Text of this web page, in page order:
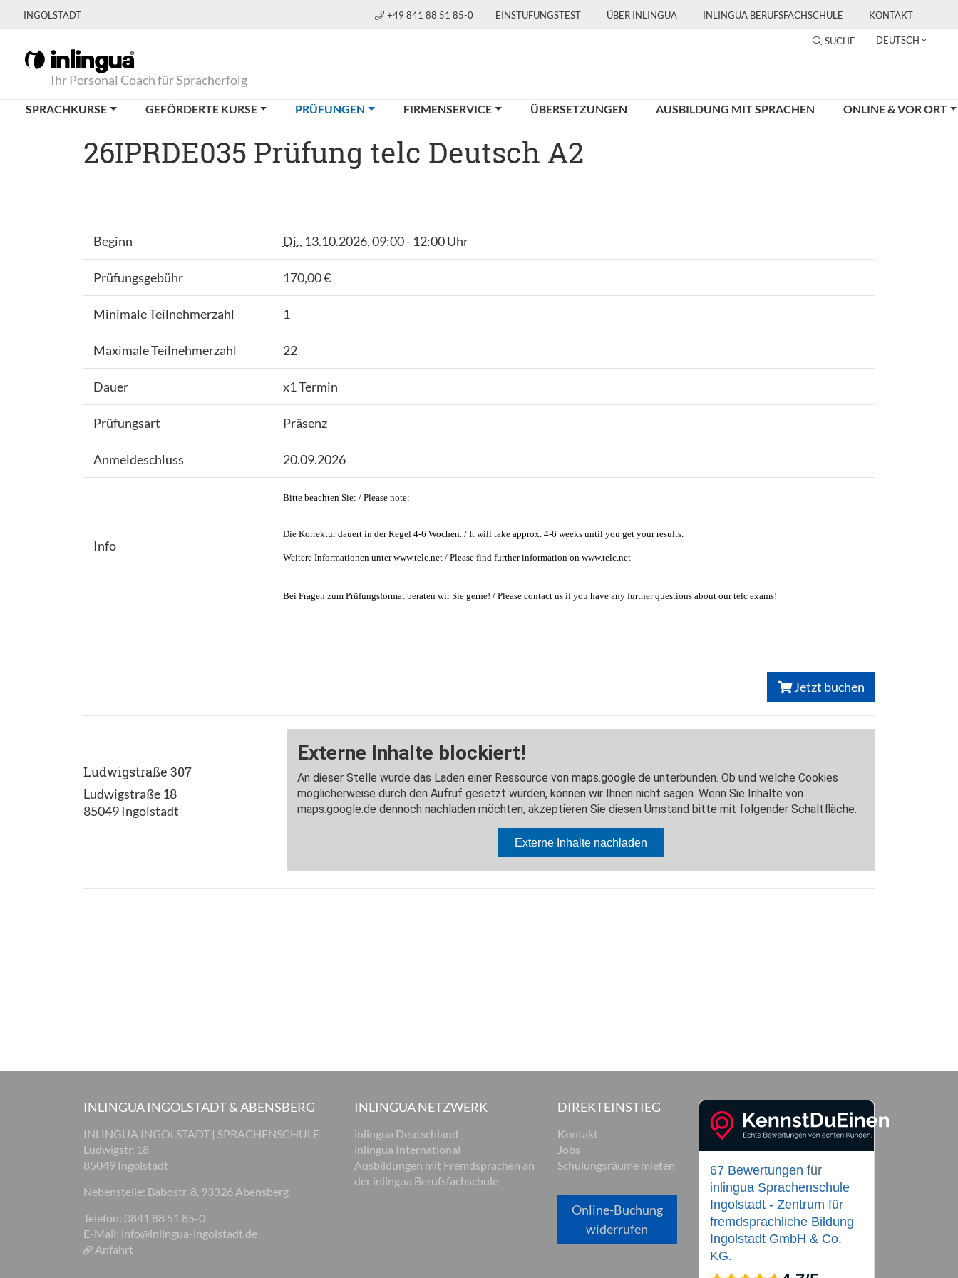
INGOLSTADT +49 841 88 51 85-0 EINSTUFUNGSTEST ÜBER INLINGUA INLINGUA BERUFSFACHSCHULE KONTAKT
SUCHE DEUTSCH
Ihr Personal Coach für Spracherfolg
SPRACHKURSE GEFÖRDERTE KURSE PRÜFUNGEN (CURRENT)FIRMENSERVICE ÜBERSETZUNGEN AUSBILDUNG MIT SPRACHEN ONLINE & VOR ORT
26IPRDE035 Prüfung telc Deutsch A2
Beginn Di., 13.10.2026, 09:00 - 12:00 Uhr
Prüfungsgebühr 170,00 €
Minimale Teilnehmerzahl 1
Maximale Teilnehmerzahl 22
Dauer x1 Termin
Prüfungsart Präsenz
Anmeldeschluss 20.09.2026
Info
Bitte beachten Sie: / Please note:
Die Korrektur dauert in der Regel 4-6 Wochen. / It will take approx. 4-6 weeks until you get your results.
Weitere Informationen unter www.telc.net / Please find further information on www.telc.net
Bei Fragen zum Prüfungsformat beraten wir Sie gerne! / Please contact us if you have any further questions about our telc exams!
Jetzt buchen
Ludwigstraße 307
Ludwigstraße 18
85049 Ingolstadt
INLINGUA INGOLSTADT & ABENSBERG
INLINGUA INGOLSTADT | SPRACHENSCHULE
Ludwigstr. 18
85049 Ingolstadt
Nebenstelle: Babostr. 8, 93326 Abensberg
Telefon: 0841 88 51 85-0
E-Mail: info@inlingua-ingolstadt.de
Anfahrt
INLINGUA NETZWERK
inlingua Deutschland
inlingua International
Ausbildungen mit Fremdsprachen an
der inlingua Berufsfachschule
DIREKTEINSTIEG
Kontakt
Jobs
Schulungsräume mieten
Online-Buchung
widerrufen
67 Bewertungen für
inlingua Sprachenschule
Ingolstadt - Zentrum für
fremdsprachliche Bildung
Ingolstadt GmbH & Co.
KG.